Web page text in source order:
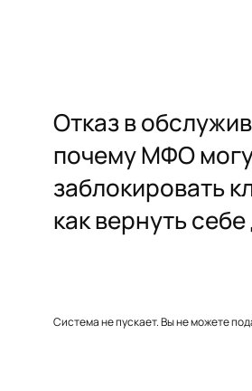
Отказ в
почему МФО
заблокировать
как вернуть
Система не пускает. Вы не можете